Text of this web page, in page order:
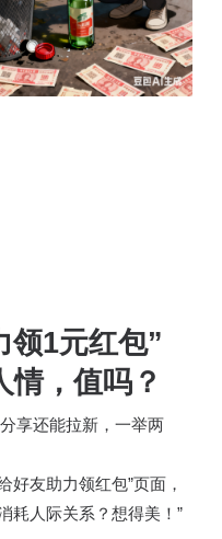
领1元红包”
，值吗？
享还能拉新，一举两
好友助力领红包”页面，
耗人际关系？想得美！”